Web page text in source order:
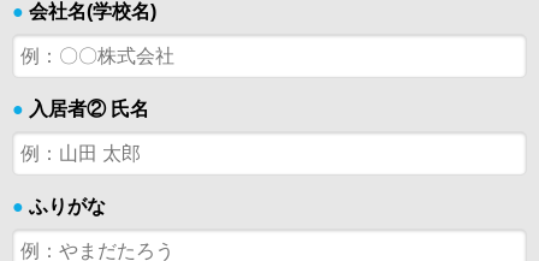
● 会社名(学校名)
● 入居者② 氏名
● ふりがな